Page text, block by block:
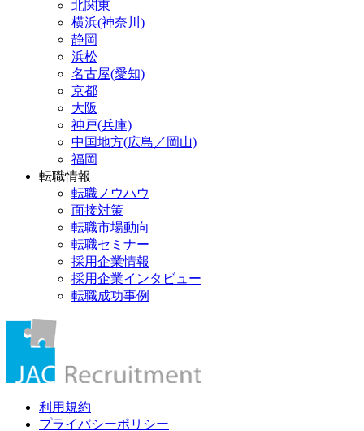
北関東
横浜(神奈川)
静岡
浜松
名古屋(愛知)
京都
大阪
神戸(兵庫)
中国地方(広島／岡山)
福岡
転職情報
転職ノウハウ
面接対策
転職市場動向
転職セミナー
採用企業情報
採用企業インタビュー
転職成功事例
利用規約
プライバシーポリシー